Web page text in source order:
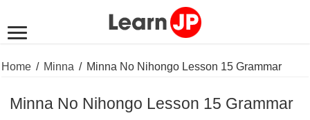
Home / Minna / Minna No Nihongo Lesson 15 Grammar
Minna No Nihongo Lesson 15 Grammar